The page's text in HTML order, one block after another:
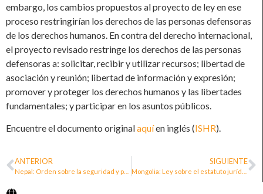
embargo, los cambios propuestos al proyecto de ley en ese
proceso restringirían los derechos de las personas defensoras
de los derechos humanos. En contra del derecho internacional,
el proyecto revisado restringe los derechos de las personas
defensoras a: solicitar, recibir y utilizar recursos; libertad de
asociación y reunión; libertad de información y expresión;
promover y proteger los derechos humanos y las libertades
fundamentales; y participar en los asuntos públicos.
Encuentre el documento originalaquíen inglés (ISHR).
ANTERIOR SIGUIENTE